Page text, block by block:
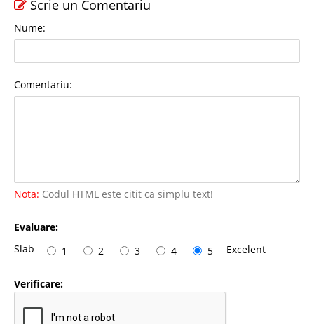
Scrie un Comentariu
Nume:
Comentariu:
Nota: Codul HTML este citit ca simplu text!
Evaluare:
Slab
1 2 3 4 5 Excelent
Verificare: